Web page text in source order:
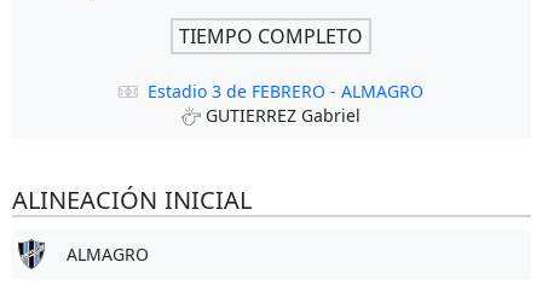
TIEMPO COMPLETO
Estadio 3 de FEBRERO - ALMAGRO
GUTIERREZ Gabriel
ALINEACIÓN INICIAL
ALMAGRO